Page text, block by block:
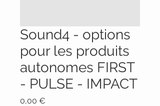
Sound4 - options
pour les produits
autonomes FIRST
- PULSE - IMPACT
0,00 €